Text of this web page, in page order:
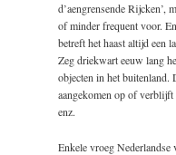
d’aengrensende Rijcken’,
of minder frequent voor.
betreft het haast altijd een
Zeg driekwart eeuw lang
objecten in het buitenland.
aangekomen op of verblijft
enz.
Enkele vroeg Nederlandse